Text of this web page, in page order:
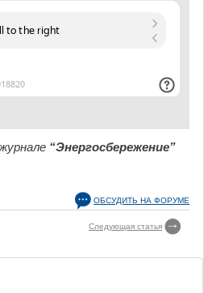
“Энергосбережение”
ОБСУДИТЬ НА ФОРУМЕ
Следующая статья